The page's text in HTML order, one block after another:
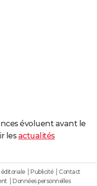
évoluent avant le
les actualités
Publicité
Contact
Données personnelles